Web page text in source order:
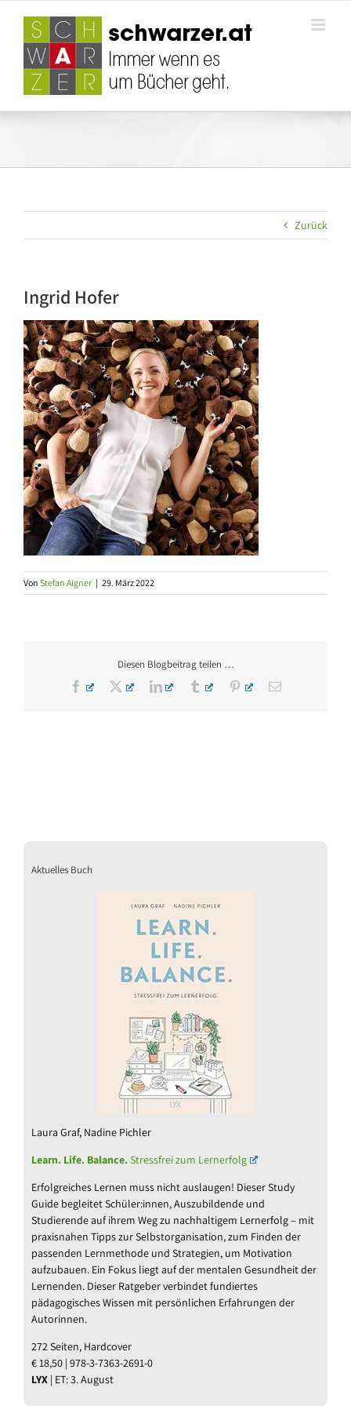
springen
Zurück
Ingrid Hofer
Von Stefan Aigner | 29. März 2022
Diesen Blogbeitrag teilen …
Facebook
X LinkedInTumblr PinterestE-
Aktuelles Buch
Laura Graf, Nadine Pichler
Learn. Life. Balance.Stressfrei zum Lernerfolg
Erfolgreiches Lernen muss nicht auslaugen! Dieser Study
Guide begleitet Schüler:innen, Auszubildende und
Studierende auf ihrem Weg zu nachhaltigem Lernerfolg – mit
praxisnahen Tipps zur Selbstorganisation, zum Finden der
passenden Lernmethode und Strategien, um Motivation
aufzubauen. Ein Fokus liegt auf der mentalen Gesundheit der
Lernenden. Dieser Ratgeber verbindet fundiertes
pädagogisches Wissen mit persönlichen Erfahrungen der
Autorinnen.
272 Seiten, Hardcover
€ 18,50 | 978-3-7363-2691-0
LYX | ET: 3. August